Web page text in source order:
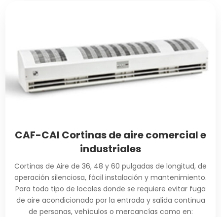
CAF-CAI Cortinas de aire comercial e
industriales
Cortinas de Aire de 36, 48 y 60 pulgadas de longitud, de
operación silenciosa, fácil instalación y mantenimiento.
Para todo tipo de locales donde se requiere evitar fuga
de aire acondicionado por la entrada y salida continua
de personas, vehículos o mercancías como en: